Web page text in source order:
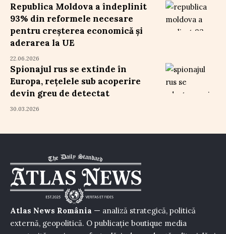
Republica Moldova a îndeplinit
93% din reformele necesare
pentru creșterea economică și
aderarea la UE
22.06.2026
Spionajul rus se extinde în
Europa, rețelele sub acoperire
devin greu de detectat
30.03.2026
Atlas News România — analiză strategică, politică
externă, geopolitică. O publicație boutique media